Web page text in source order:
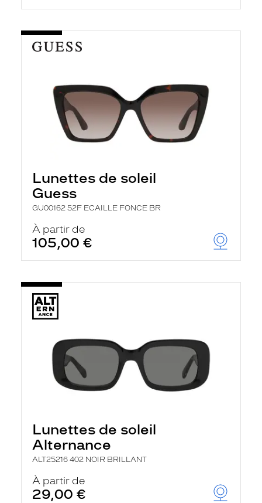
Lunettes de soleil
Guess
GU00162 52F ECAILLE FONCE BR
À partir de
105,00 €
Lunettes de soleil
Alternance
ALT25216 402 NOIR BRILLANT
À partir de
29,00 €